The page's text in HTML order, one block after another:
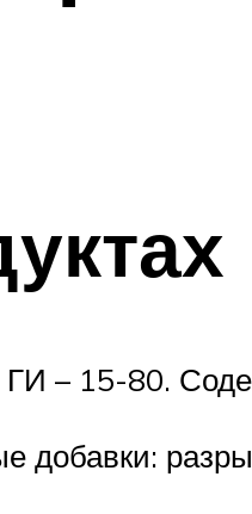
ГИ – 15-80.
добавки: